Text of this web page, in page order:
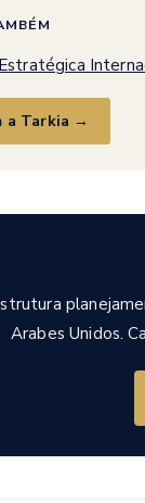
a Tarkia →
Arabes Unidos.